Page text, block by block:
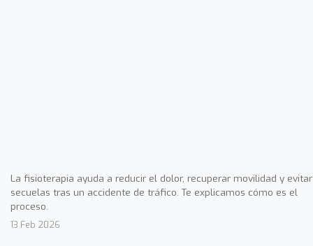
La fisioterapia ayuda a reducir el dolor, recuperar movilidad y evitar
secuelas tras un accidente de tráfico. Te explicamos cómo es el
proceso.
13 Feb 2026